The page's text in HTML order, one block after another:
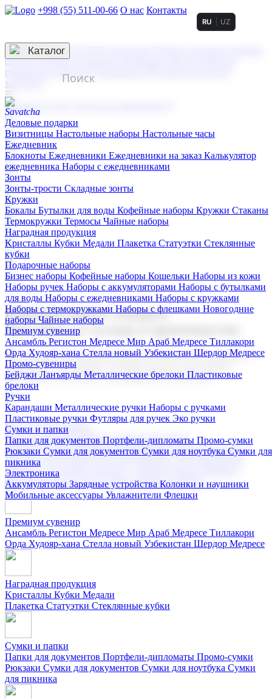
+998 (55) 511-00-66 О нас Контакты
3D гравировка
смолой (Doming)
гравировка твердая
тиснение
RU UZ
☰
Контакты
Каталог
Деловые подарки
Визитницы Настольные наборы Настольные часы
Ежедневник
Блокноты Ежедневники Ежедневники на заказ Калькулятор
ежедневника Наборы с ежедневниками
Зонты
Зонты-трости Складные зонты
Кружки
Бокалы Бутылки для воды Кофейные наборы Кружки Стаканы
Термокружки Термосы Чайные наборы
Наградная продукция
Kристаллы Кубки Медали Плакетка Статуэтки Стеклянные
кубки
Подарочные наборы
Бизнес наборы Кофейные наборы Кошельки Наборы из кожи
Наборы ручек Наборы с аккумуляторами Наборы с бутылками
для воды Наборы с ежедневниками Наборы с кружками
Наборы с термокружками Наборы с флешками Новогодние
наборы Чайные наборы
Премиум сувенир
Ансамбль Регистон Медресе Мир Араб Медресе Тиллакори
Орда Худояр-хана Стелла новый Узбекистан Шердор Медресе
Промо-сувениры
Бейджи Ланъярды Металлические брелоки Пластиковые
брелоки
Ручки
Карандаши Металлические ручки Наборы с ручками
Пластиковые ручки Футляры для ручек Эко ручки
Сумки и папки
Папки для документов Портфели-дипломаты Промо-сумки
Рюкзаки Сумки для документов Сумки для ноутбука Сумки для
пикника
Электроника
Аккумуляторы Зарядные устройства Колонки и наушники
Мобильные аксессуары Увлажнители Флешки
Корпоративные подарки
Поставка со склада и производство
Мы предлагаем широкий выбор корпоративных подарков и
сувениров с логотипом. В нашем каталоге вы найдете
продукцию для бизнеса, мероприятия и клиентов.
Подарочные наборы
Бизнес наборыКофейные наборы Кошельки
Наборы из кожиНаборы ручекНаборы с аккумуляторами
Наборы с бутылками для воды
Наборы с ежедневниками
Наборы с кружками
флешкамиНовогодние наборыЧайные наборы
Премиум сувенир
Ансамбль Регистон Медресе Мир Араб Медресе Тиллакори
Орда Худояр-хана Стелла новый Узбекистан Шердор Медресе
Наградная продукция
Kристаллы Кубки Медали
Плакетка Статуэтки Стеклянные кубки
Сумки и папки
Папки для документов Портфели-дипломаты Промо-сумки
Рюкзаки Сумки для документов Сумки для ноутбука Сумки
для пикника